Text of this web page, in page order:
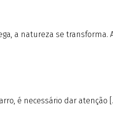
a natureza se transforma.
é necessário dar atenção